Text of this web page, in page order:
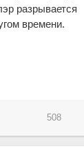
разрывается
времени.
508